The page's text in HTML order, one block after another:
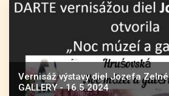
Vernisáž výstavy diel Jozefa
GALLERY - 16.5.2024